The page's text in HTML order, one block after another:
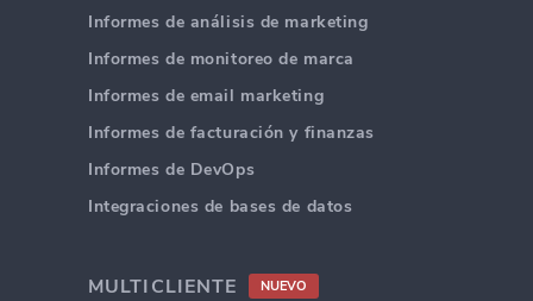
Informes de análisis de marketing
Informes de monitoreo de marca
Informes de email marketing
Informes de facturación y finanzas
Informes de DevOps
Integraciones de bases de datos
MULTICLIENTE NUEVO